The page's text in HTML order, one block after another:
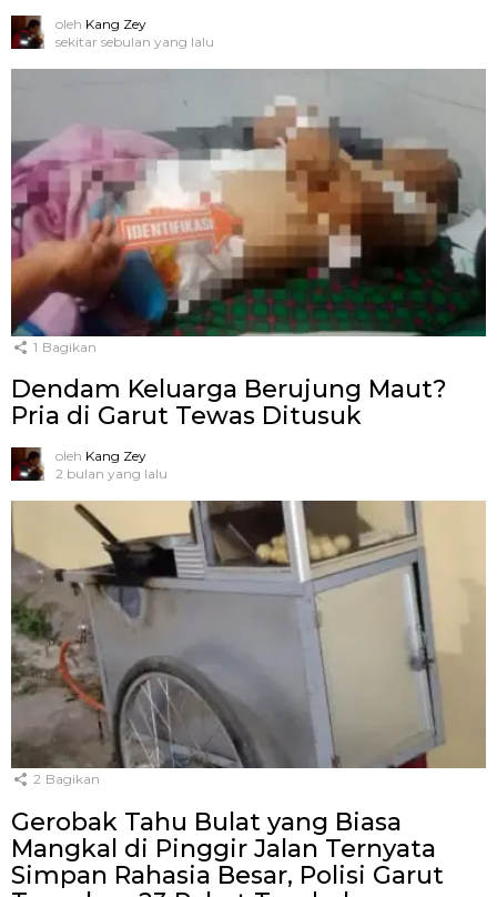
oleh Kang Zey
sekitar sebulan yang lalu
1 Bagikan
Dendam Keluarga Berujung Maut?
Pria di Garut Tewas Ditusuk
oleh Kang Zey
2 bulan yang lalu
2 Bagikan
Gerobak Tahu Bulat yang Biasa
Mangkal di Pinggir Jalan Ternyata
Simpan Rahasia Besar, Polisi Garut